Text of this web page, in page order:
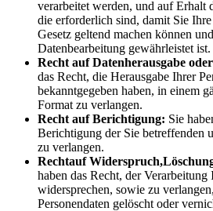
verarbeitet werden, und auf Erhalt
die erforderlich sind, damit Sie
Gesetz geltend machen können
Datenbearbeitung gewährleistet ist.
Recht auf Datenherausgabe
das Recht, die Herausgabe Ihrer
bekanntgegeben haben, in einem
Format zu verlangen.
Recht auf Berichtigung: Sie
Berichtigung der Sie betreffenden
zu verlangen.
Rechtauf
haben das Recht, der Verarbeitung
widersprechen, sowie zu
Personendaten gelöscht oder